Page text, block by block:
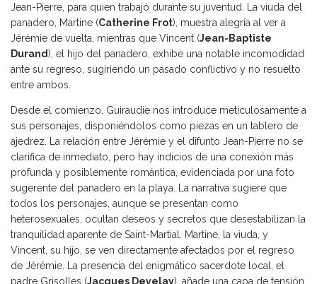
Jean-Pierre, para quien trabajó durante su juventud. La viuda del
panadero, Martine (Catherine Frot), muestra alegría al ver a
Jérémie de vuelta, mientras que Vincent (Jean-Baptiste
Durand), el hijo del panadero, exhibe una notable incomodidad
ante su regreso, sugiriendo un pasado conflictivo y no resuelto
entre ambos.
Desde el comienzo, Guiraudie nos introduce meticulosamente a
sus personajes, disponiéndolos como piezas en un tablero de
ajedrez. La relación entre Jérémie y el difunto Jean-Pierre no se
clarifica de inmediato, pero hay indicios de una conexión más
profunda y posiblemente romántica, evidenciada por una foto
sugerente del panadero en la playa. La narrativa sugiere que
todos los personajes, aunque se presentan como
heterosexuales, ocultan deseos y secretos que desestabilizan la
tranquilidad aparente de Saint-Martial. Martine, la viuda, y
Vincent, su hijo, se ven directamente afectados por el regreso
de Jérémie. La presencia del enigmático sacerdote local, el
padre Grisolles (Jacques Develay), añade una capa de tensión